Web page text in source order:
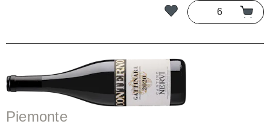
Piemonte